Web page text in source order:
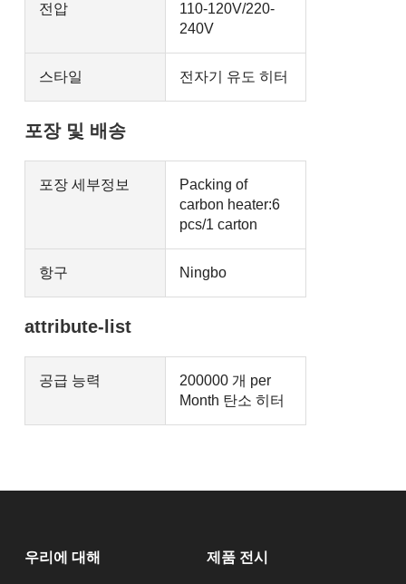
전압
110-120V/220-
240V
스타일 전자기 유도 히터
포장 및 배송
포장 세부정보
Packing of
carbon heater:6
pcs/1 carton
항구 Ningbo
attribute-list
공급 능력
200000 개 per
Month 탄소 히터
우리에 대해 제품 전시